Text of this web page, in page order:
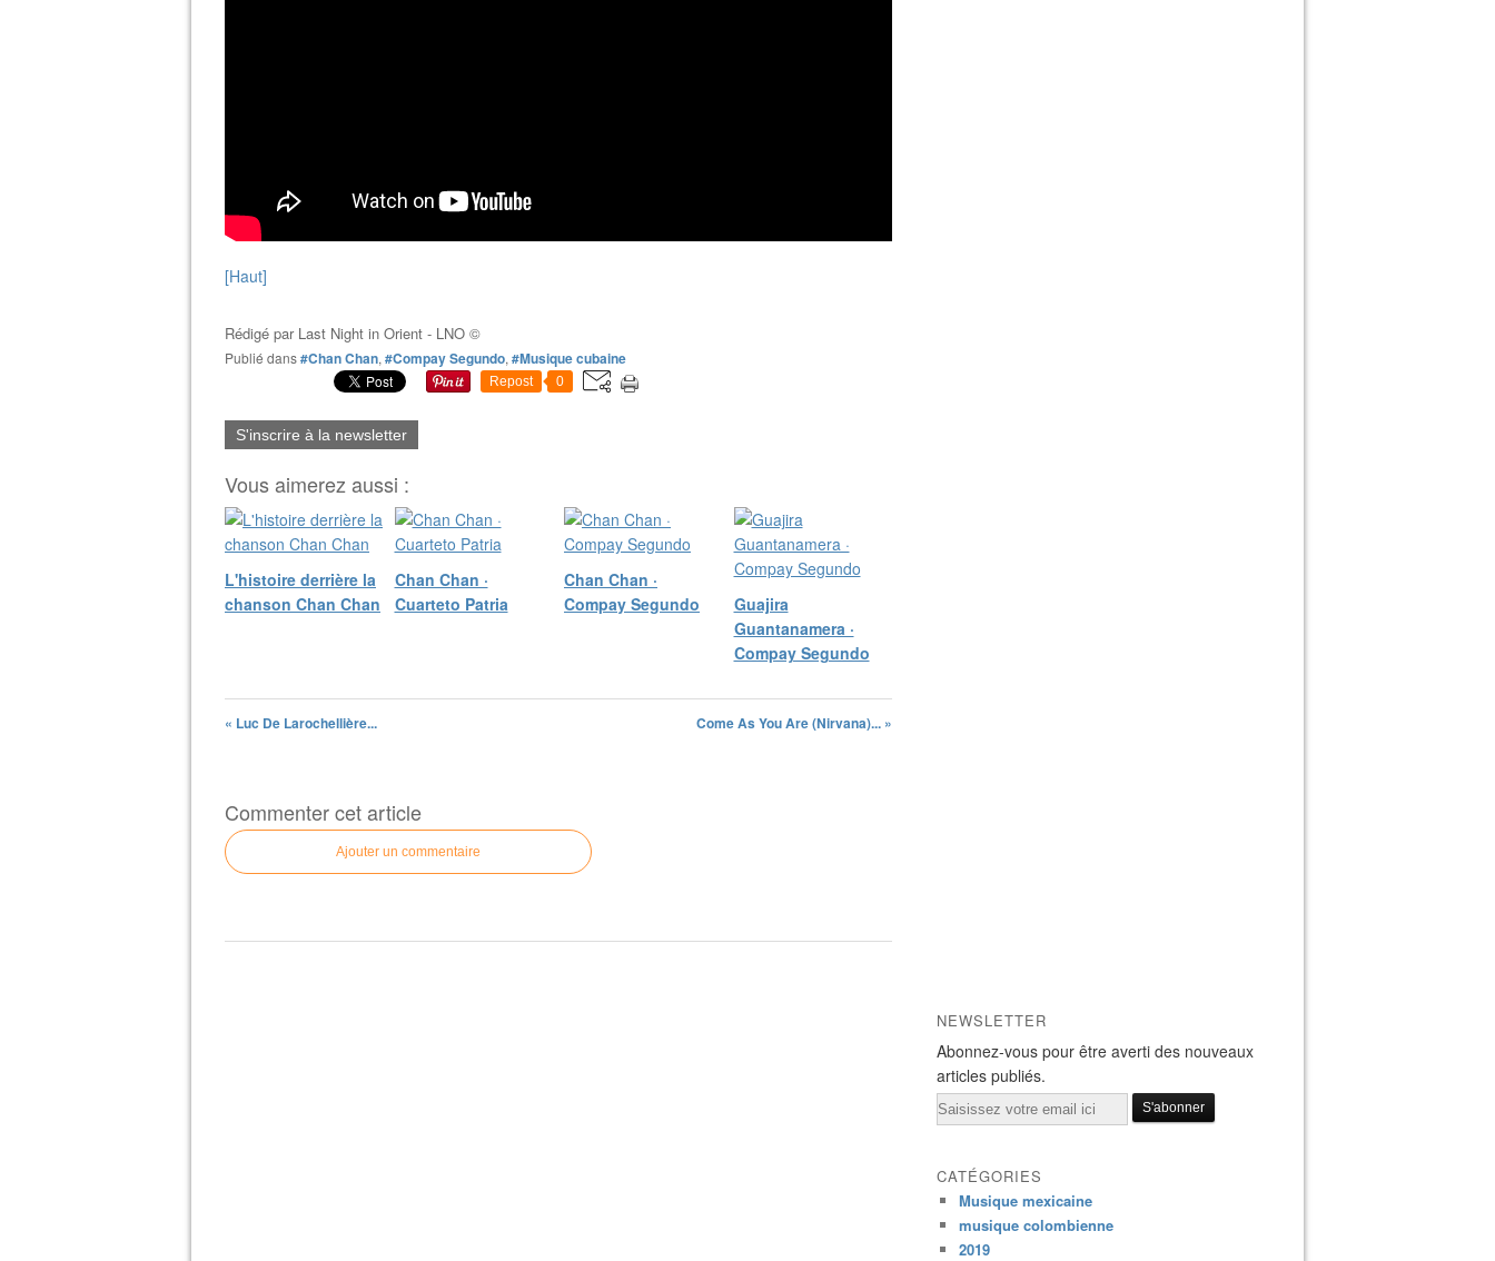
[Haut]
Rédigé par Last Night in Orient - LNO ©
Publié dans#Chan Chan, #Compay Segundo, #Musique cubaine
Repost 0
S'inscrire à la newsletter
Vous aimerez aussi :
​L'histoire derrière la
chanson Chan Chan
Chan Chan ·
Cuarteto Patria
Chan Chan ·
Compay Segundo
Guajira
Guantanamera ·
Compay Segundo
« Luc De Larochellière... Come As You Are (Nirvana)... »
Commenter cet article
Ajouter un commentaire
NEWSLETTER
Abonnez-vous pour être averti des nouveaux
articles publiés.
Email
CATÉGORIES
Musique mexicaine
musique colombienne
2019